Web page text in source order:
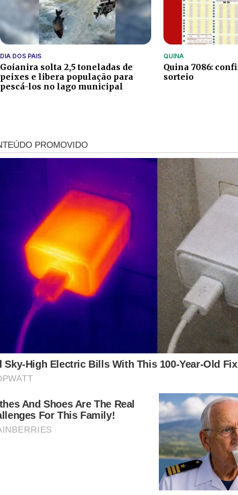
DIA DOS PAIS
Goianira solta 2,5 toneladas de
peixes e libera população para
pescá-los no lago municipal
QUINA
Quina 7086:
sorteio